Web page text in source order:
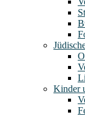
Kinder